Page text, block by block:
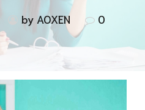
by AOXEN 0